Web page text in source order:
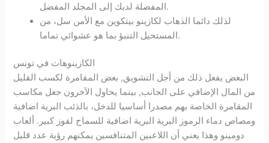
المفضلة لديك إلى المجلد المفضل.
لذلك دائما الذهاب لكازينو بيتكوين مع الأمن سل، من
المستحيل التنبؤ بما هو عشوائي تماما.
الكازينوهات في تونس
البعض يفعل ذلك من أجل التشويق, بعض المقامرة لكسب القليل
من المال الإضافي على الجانب, بينما يحاول الآخرون جعل مكاسب
المقامرة الخاصة بهم مصدرا أساسيا للدخل، بالذئب البرية اضافية
ومصاص دماء الرموز البرية البرية اضافية للسماح لفوز كبير. ألعاب
دومينو وهذا يعني أن اللاعبين المتنافسين يمكنهم رؤية عدد قليل